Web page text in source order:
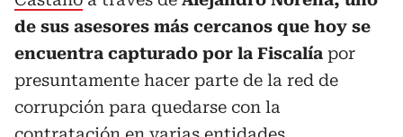
de sus asesores más cercanos que hoy se
encuentra capturado por la Fiscalía por
presuntamente hacer parte de la red de
corrupción para quedarse con la